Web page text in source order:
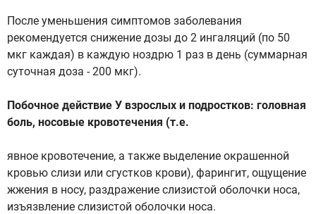
После уменьшения симптомов заболевания
рекомендуется снижение дозы до 2 ингаляций (по 50
мкг каждая) в каждую ноздрю 1 раз в день (суммарная
суточная доза - 200 мкг).
Побочное действие У взрослых и подростков: головная
боль, носовые кровотечения (т.е.
явное кровотечение, а также выделение окрашенной
кровью слизи или сгустков крови), фарингит, ощущение
жжения в носу, раздражение слизистой оболочки носа,
изъязвление слизистой оболочки носа.